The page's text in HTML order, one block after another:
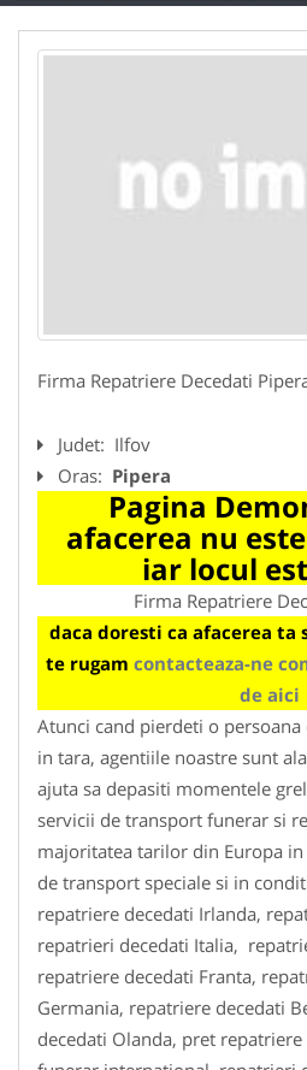
Firma Repatriere Decedati
Judet: Ilfov
Oras: Pipera
Pagina
afacerea nu
iar locul
Firma Repatriere
daca doresti ca afacerea ta
te rugam contacteaza-ne
de aici
Atunci cand pierdeti o
in tara, agentiile noastre sunt
ajuta sa depasiti momentele
servicii de transport funerar si
majoritatea tarilor din Europa
de transport speciale si in
repatriere decedati Irlanda,
repatrieri decedati Italia,
repatriere decedati Franta,
Germania, repatriere decedati
decedati Olanda, pret